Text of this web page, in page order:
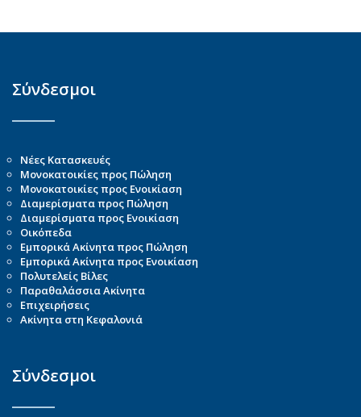
Σύνδεσμοι
Νέες Κατασκευές
Μονοκατοικίες προς Πώληση
Μονοκατοικίες προς Ενοικίαση
Διαμερίσματα προς Πώληση
Διαμερίσματα προς Ενοικίαση
Οικόπεδα
Εμπορικά Ακίνητα προς Πώληση
Εμπορικά Ακίνητα προς Ενοικίαση
Πολυτελείς Βίλες
Παραθαλάσσια Ακίνητα
Επιχειρήσεις
Ακίνητα στη Κεφαλονιά
Σύνδεσμοι